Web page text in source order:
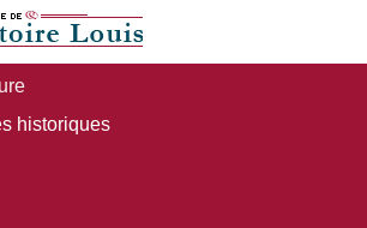
historiques